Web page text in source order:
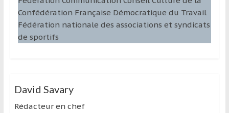
Confédération Française Démocratique du Travail
Fédération nationale des associations et syndicats
de sportifs
David Savary
Rédacteur en chef